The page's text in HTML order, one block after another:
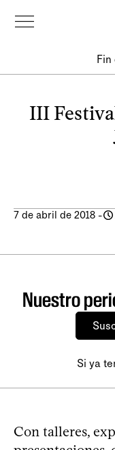
Fin
III
7 de abril de 2018 -
Nuestro
Si ya
Con talleres,